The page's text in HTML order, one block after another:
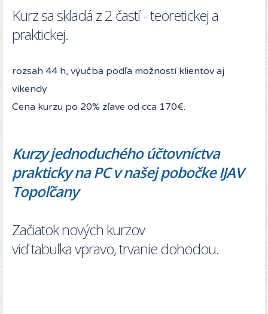
Kurz sa skladá z 2 častí - teoretickej a
praktickej.
rozsah 44 h, výučba podľa možností klientov aj
víkendy
Cena kurzu po 20% zľave od cca 170€.
Kurzy jednoduchého účtovníctva
prakticky na PC v našej pobočke IJAV
Topoľčany
Začiatok nových kurzov
viď tabuľka vpravo, trvanie dohodou.